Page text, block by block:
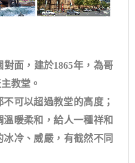
面，建於1865年，為哥
教堂。
可以超過教堂的高度；
暖柔和，給人一種祥和
冷、威嚴，有截然不同